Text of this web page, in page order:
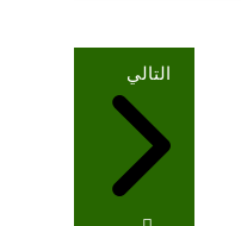
التالي